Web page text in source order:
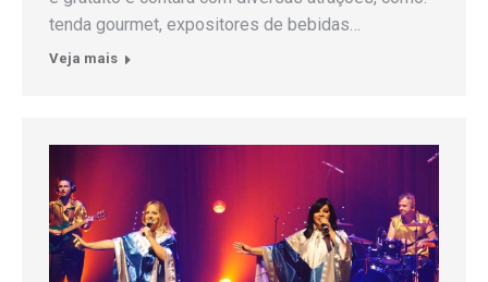
tenda gourmet, expositores de bebidas…
Veja mais